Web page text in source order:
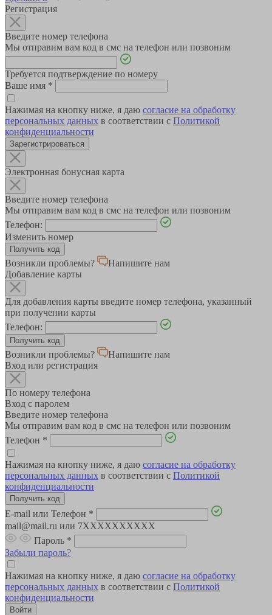
Регистрация
Введите номер телефона
Мы отправим вам код в смс на телефон или позвоним
Требуется подтверждение по номеру
Ваше имя *
Нажимая на кнопку ниже, я даю согласие на обработку
персональных данных в соответствии с Политикой
конфиденциальности
Зарегистрироваться
Электронная бонусная карта
Введите номер телефона
Мы отправим вам код в смс на телефон или позвоним
Телефон:
Изменить номер
Возникли проблемы?
Напишите нам
Добавление карты
Для добавления карты введите номер телефона, указанный
при получении карты
Телефон:
Возникли проблемы?
Напишите нам
Вход или регистрация
По номеру телефона
Вход с паролем
Введите номер телефона
Мы отправим вам код в смс на телефон или позвоним
Телефон *
Нажимая на кнопку ниже, я даю согласие на обработку
персональных данных в соответствии с Политикой
конфиденциальности
E-mail или Телефон *
mail@mail.ru или 7XXXXXXXXXX
Пароль *
Забыли пароль?
Нажимая на кнопку ниже, я даю согласие на обработку
персональных данных в соответствии с Политикой
конфиденциальности